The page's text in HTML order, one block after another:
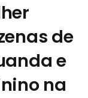
de
e
na